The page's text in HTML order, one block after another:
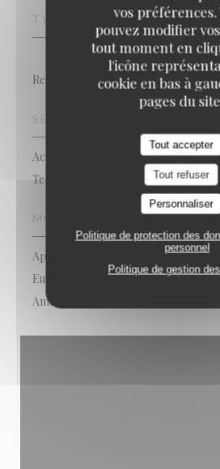
vos préférences.
pouvez modifier
tout moment en
l'icône
cookie en bas à
pages du
Tout accepter
Tout refuser
Personnaliser
Politique de protection des
personnel
Politique de gestion
TYPE DE RESTAURANT
Restaurant traditionnel
SERVICES
Accès aux personnes à mobilité
Terrasse, Accès Wifi
MOYENS DE PAIEMENT
Apple Pay, Paiement Sans Contact,
Eurocard/Mastercard, Espèces,
American Express, Carte Bleue